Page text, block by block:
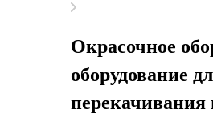
Окрасочное
оборудование
перекачивания